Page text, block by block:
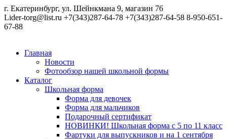
г. Екатеринбург, ул. Шейнкмана 9, магазин 76
Lider-torg@list.ru +7(343)287-64-78 +7(343)287-64-58 8-950-651-
67-88
Главная
Новости
Фотообзор нашей школьной формы
Каталог
Школьная форма
Форма для девочек
Форма для мальчиков
Подарочный сертификат
НОВИНКИ! Школьная форма с 5 по 11 класс
Фартуки для выпускников и на 1 сентября